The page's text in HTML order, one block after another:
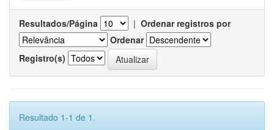
Resultados/Página | Ordenar registros por
Ordenar
Registro(s)
Resultado 1-1 de 1.